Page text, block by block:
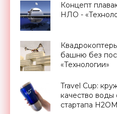
Концепт
НЛО -
башню без
«Технологии»
Travel Cup:
качество воды
стартапа